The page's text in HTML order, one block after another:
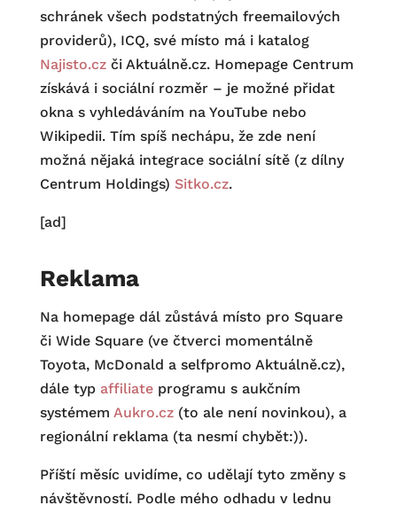
schránek všech podstatných freemailových
providerů), ICQ, své místo má i katalog
Najisto.czči Aktuálně.cz. Homepage Centrum
získává i sociální rozměr – je možné přidat
okna s vyhledáváním na YouTube nebo
Wikipedii. Tím spíš nechápu, že zde není
možná nějaká integrace sociální sítě (z dílny
Centrum Holdings) Sitko.cz.
[ad]
Reklama
Na homepage dál zůstává místo pro Square
či Wide Square (ve čtverci momentálně
Toyota, McDonald a selfpromo Aktuálně.cz),
dále typ affiliateprogramu s aukčním
systémem Aukro.cz(to ale není novinkou), a
regionální reklama (ta nesmí chybět:)).
Příští měsíc uvidíme, co udělají tyto změny s
návštěvností. Podle mého odhadu v lednu